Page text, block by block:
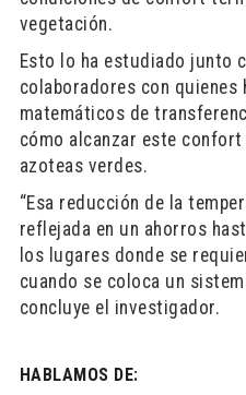
vegetación.
Esto lo ha estudiado junto
colaboradores con quienes
matemáticos de
cómo alcanzar este
azoteas verdes.
“Esa reducción de la
reflejada en un ahorros
los lugares donde se
cuando se coloca un
concluye el investigador.
HABLAMOS DE: